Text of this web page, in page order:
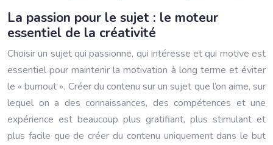
La passion pour le sujet : le moteur
essentiel de la créativité
Choisir un sujet qui passionne, qui intéresse et qui motive est
essentiel pour maintenir la motivation à long terme et éviter
le « burnout ». Créer du contenu sur un sujet que l’on aime, sur
lequel on a des connaissances, des compétences et une
expérience est beaucoup plus gratifiant, plus stimulant et
plus facile que de créer du contenu uniquement dans le but